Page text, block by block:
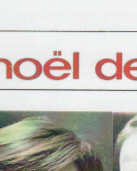
TU AS LE